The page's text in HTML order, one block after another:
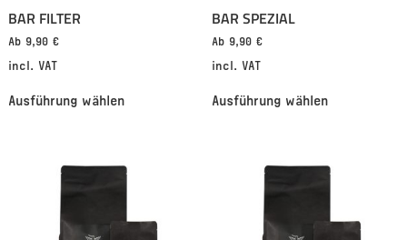
BAR FILTER
Ab 9,90 €
incl. VAT
Ausführung wählen
BAR SPEZIAL
Ab 9,90 €
incl. VAT
Ausführung wählen